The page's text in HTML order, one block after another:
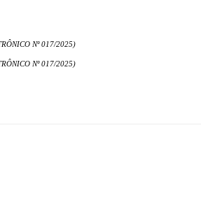
Nº 017/2025)
Nº 017/2025)